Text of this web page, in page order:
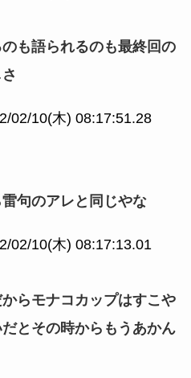
も語られるのも最終回の
02/10(木) 08:17:51.28
句のアレと同じやな
02/10(木) 08:17:13.01
らモナコカップはすこや
とその時からもうあかん